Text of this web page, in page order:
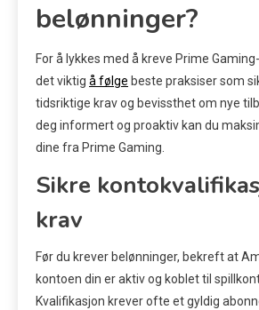
belønninger?
For å lykkes med å kreve Prime
det viktig å følge beste praksiser som
tidsriktige krav og bevissthet om nye
deg informert og proaktiv kan du
dine fra Prime Gaming.
Sikre
krav
Før du krever belønninger, bekreft at
kontoen din er aktiv og koblet til
Kvalifikasjon krever ofte et gyldig